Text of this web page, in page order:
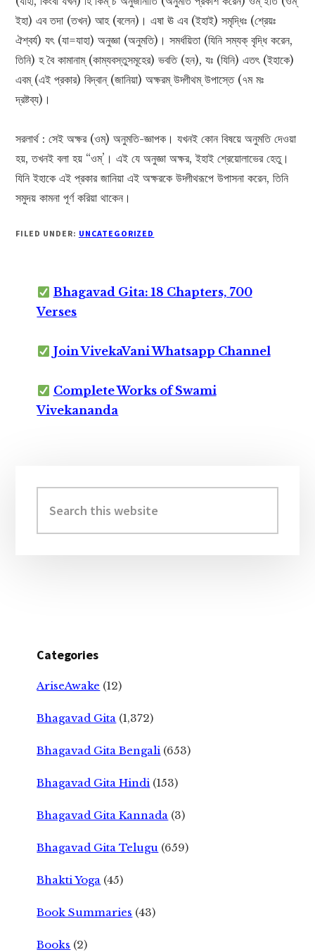
ইহা) এব তদা (তখন) আহ (বলেন)। এষা ঊ এব (ইহাই) সমৃদ্ধিঃ (শ্রেয়ঃ
ঐশ্বর্য) যৎ (যা=যাহা) অনুজ্ঞা (অনুমতি)। সমর্ধয়িতা (যিনি সম্যক্ বৃদ্ধি করেন,
তিনি) হ বৈ কামানাম্ (কাম্যবস্তুসমূহের) ভবতি (হন), যঃ (যিনি) এতৎ (ইহাকে)
এবম্ (এই প্রকার) বিদ্বান্ (জানিয়া) অক্ষরম্ উদ্গীথম্ উপাস্তে (৭ম মঃ
দ্রষ্টব্য)।
সরলার্থ : সেই অক্ষর (ওম্) অনুমতি-জ্ঞাপক। যখনই কোন বিষয়ে অনুমতি দেওয়া
হয়, তখনই বলা হয় “ওম্’। এই যে অনুজ্ঞা অক্ষর, ইহাই শ্রেয়োলাভের হেতু।
যিনি ইহাকে এই প্রকার জানিয়া এই অক্ষরকে উদ্গীথরূপে উপাসনা করেন, তিনি
সমুদয় কামনা পূর্ণ করিয়া থাকেন।
FILED UNDER: UNCATEGORIZED
Bhagavad Gita: 18 Chapters, 700
Verses
Join VivekaVani Whatsapp Channel
Complete Works of Swami
Vivekananda
Sidebar
this
website
Categories
AriseAwake (12)
Bhagavad Gita (1,372)
Bhagavad Gita Bengali (653)
Bhagavad Gita Hindi (153)
Bhagavad Gita Kannada (3)
Bhagavad Gita Telugu (659)
Bhakti Yoga (45)
Book Summaries (43)
Books (2)